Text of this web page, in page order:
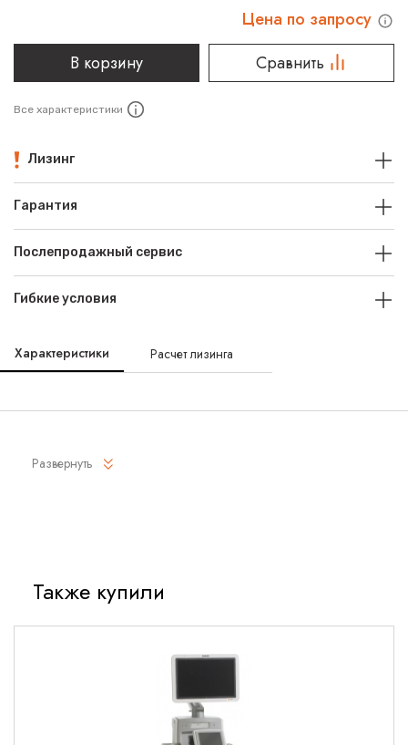
Цена по запросу
В корзину
Сравнить
Все характеристики
Лизинг
Гарантия
Послепродажный сервис
Гибкие условия
Характеристики Расчет лизинга
Развернуть
Также купили